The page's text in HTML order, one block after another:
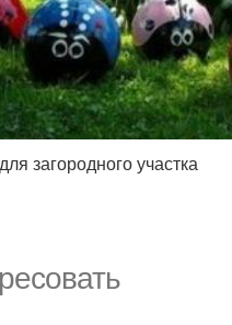
загородного участка